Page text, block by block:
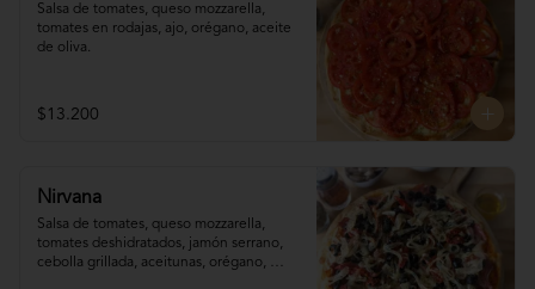
Salsa de tomates, queso mozzarella,
tomates en rodajas, ajo, orégano, aceite
de oliva.
$13.200
Nirvana
Salsa de tomates, queso mozzarella,
tomates deshidratados, jamón serrano,
cebolla grillada, aceitunas, orégano,